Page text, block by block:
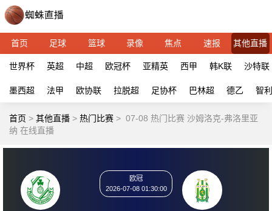
首页 足球 篮球 录像 焦点 速报 其他直播
世界杯 英超 中超 欧冠杯 亚精英 西甲 韩K联 沙特联
墨西超 法甲 欧协联 拉脱超 足协杯 巴林超 德乙 智
首页 > 其他直播 > 热门比赛 > 07-08 热门比赛 沙姆洛克-弗洛里亚
纳 在线直播